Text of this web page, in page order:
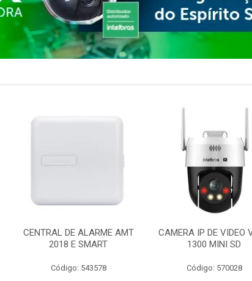
CENTRAL DE ALARME AMT
2018 E SMART
Código: 543578
CAMERA IP DE VIDEO
1300 MINI SD
Código: 570028